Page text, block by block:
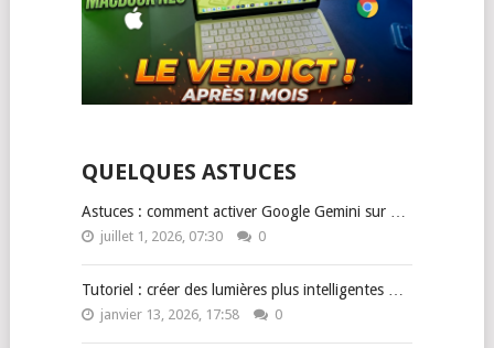
QUELQUES ASTUCES
Astuces : comment activer Google Gemini sur …
juillet 1, 2026, 07:30 0
Tutoriel : créer des lumières plus intelligentes …
janvier 13, 2026, 17:58 0